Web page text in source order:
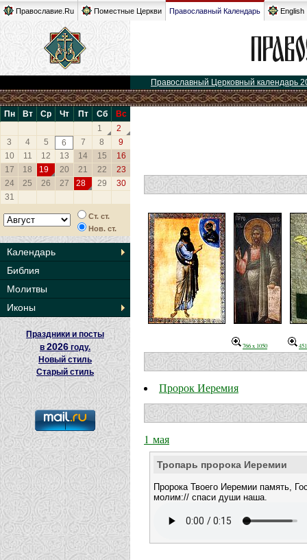
Православие.Ru Поместные Церкви Православный Календарь English
Православный Церковный календарь
Пн Вт Ср Чт Пт Сб
Вс
1
2
3
4 5 6 7 8
9
10
11 12 13 14 15
16
17
18 19 20 21 22
23
24
25 26 27 28 29
30
31
Ст. ст.
Нов. ст.
Календарь
Библия
Молитвы
Иконы
Праздники и посты
в2026 году.
Новый стиль
Старый стиль
766 x 1050
Пророк Иеремия
1 мая
Тропарь пророка Иеремии
Пророка Твоего Иеремии память,
молим:// спаси души наша.